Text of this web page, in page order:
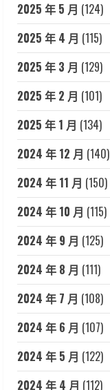
2025 年 5 月 (124)
2025 年 4 月 (115)
2025 年 3 月 (129)
2025 年 2 月 (101)
2025 年 1 月 (134)
2024 年 12 月 (140)
2024 年 11 月 (150)
2024 年 10 月 (115)
2024 年 9 月 (125)
2024 年 8 月 (111)
2024 年 7 月 (108)
2024 年 6 月 (107)
2024 年 5 月 (122)
2024 年 4 月 (112)